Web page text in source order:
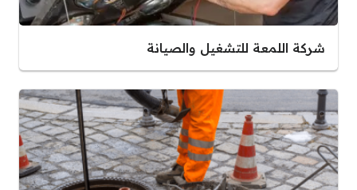
شركة اللمعة للتشغيل والصيانة